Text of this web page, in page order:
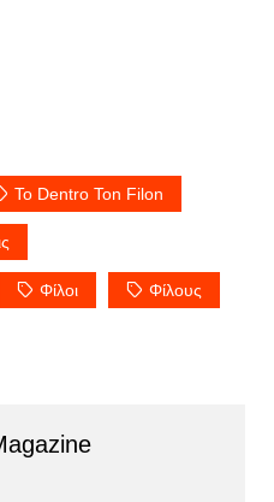
To Dentro Ton Filon
Φίλοι Φίλους